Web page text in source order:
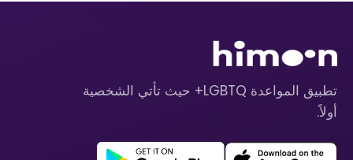
تطبيق المواعدة LGBTQ+ حيث تأتي الشخصية
أولاً.